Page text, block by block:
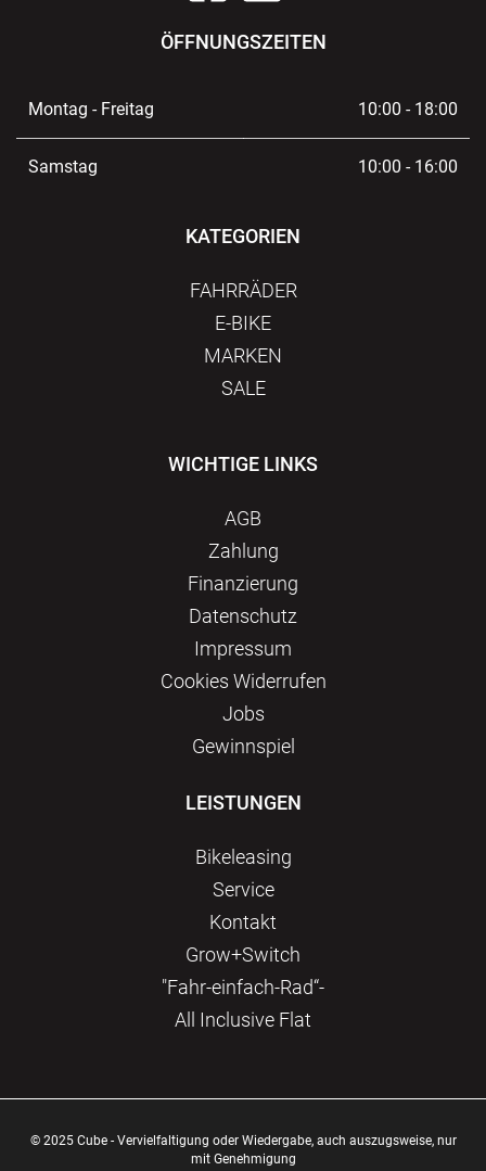
ÖFFNUNGSZEITEN
Montag - Freitag 10:00 - 18:00
Samstag 10:00 - 16:00
KATEGORIEN
FAHRRÄDER
E-BIKE
MARKEN
SALE
WICHTIGE LINKS
AGB
Zahlung
Finanzierung
Datenschutz
Impressum
Сookies Widerrufen
Jobs
Gewinnspiel
LEISTUNGEN
Bikeleasing
Service
Kontakt
Grow+Switch
"Fahr-einfach-Rad“-
All Inclusive Flat
© 2025 Cube - Vervielfaltigung oder Wiedergabe, auch auszugsweise, nur
mit Genehmigung